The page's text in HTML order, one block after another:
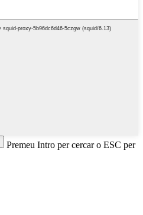
Premeu Intro per cercar o ESC per